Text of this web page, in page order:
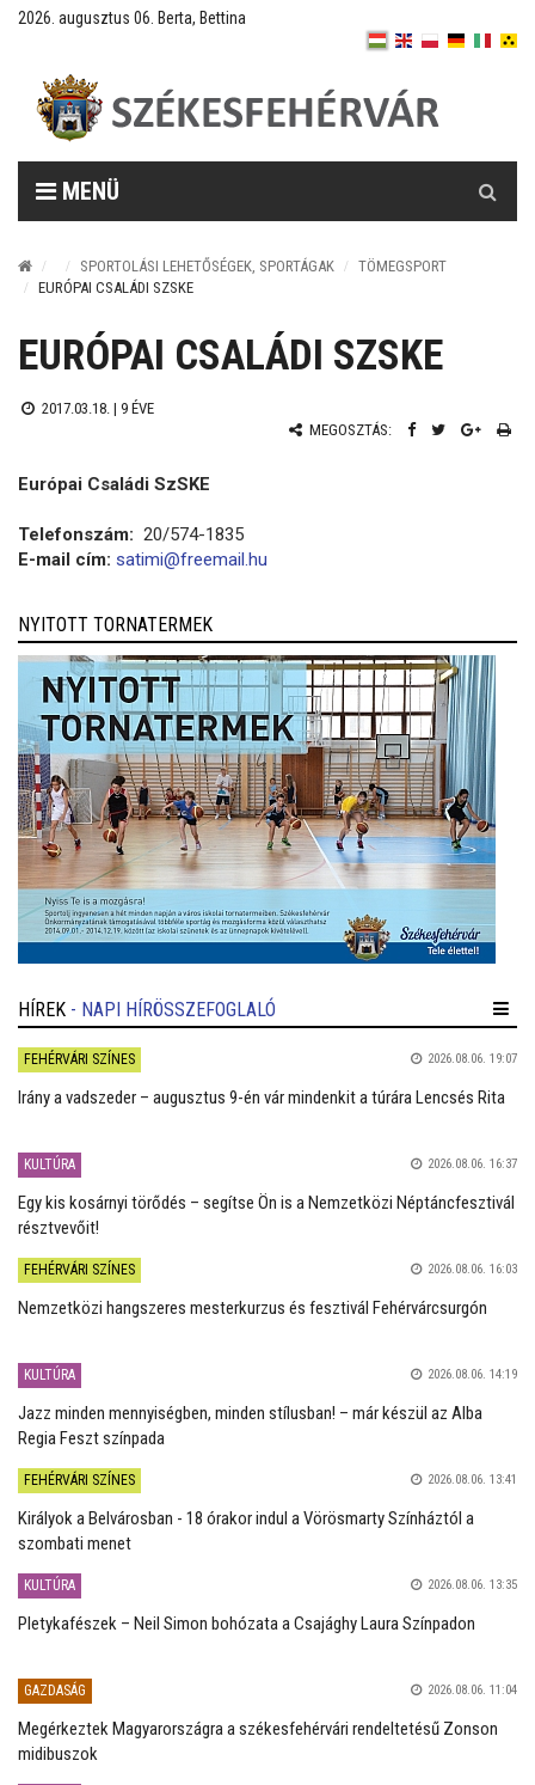
2026. augusztus 06. Berta, Bettina
MENÜ
SPORTOLÁSI LEHETŐSÉGEK, SPORTÁGAK
TÖMEGSPORT
EURÓPAI CSALÁDI SZSKE
EURÓPAI CSALÁDI SZSKE
2017.03.18. | 9 ÉVE
MEGOSZTÁS:
Európai Családi SzSKE
Telefonszám: 20/574-1835
E-mail cím: satimi@freemail.hu
NYITOTT TORNATERMEK
HÍREK - NAPI HÍRÖSSZEFOGLALÓ
FEHÉRVÁRI SZÍNES 2026.08.06. 19:07
Irány a vadszeder – augusztus 9-én vár mindenkit a túrára Lencsés Rita
KULTÚRA 2026.08.06. 16:37
Egy kis kosárnyi törődés – segítse Ön is a Nemzetközi Néptáncfesztivál
résztvevőit!
FEHÉRVÁRI SZÍNES 2026.08.06. 16:03
Nemzetközi hangszeres mesterkurzus és fesztivál Fehérvárcsurgón
KULTÚRA 2026.08.06. 14:19
Jazz minden mennyiségben, minden stílusban! – már készül az Alba
Regia Feszt színpada
FEHÉRVÁRI SZÍNES 2026.08.06. 13:41
Királyok a Belvárosban - 18 órakor indul a Vörösmarty Színháztól a
szombati menet
KULTÚRA 2026.08.06. 13:35
Pletykafészek – Neil Simon bohózata a Csajághy Laura Színpadon
GAZDASÁG 2026.08.06. 11:04
Megérkeztek Magyarországra a székesfehérvári rendeltetésű Zonson
midibuszok